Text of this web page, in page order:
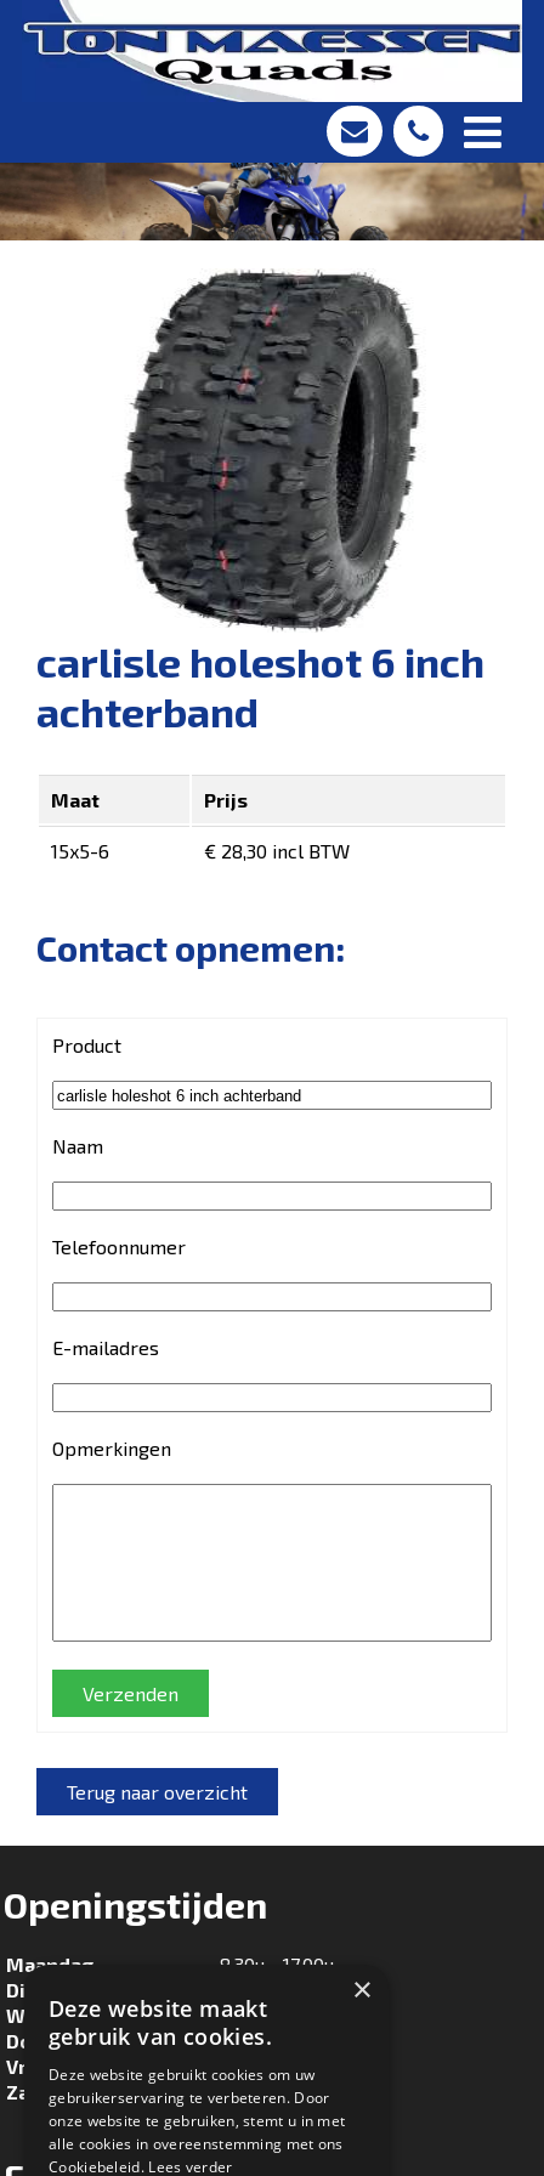
carlisle holeshot 6 inch
achterband
Maat Prijs
15x5-6 € 28,30 incl BTW
Contact opnemen:
Product
Naam
Telefoonnumer
E-mailadres
Opmerkingen
Verzenden
Terug naar overzicht
Openingstijden
Maandag
8.30u - 17.00u
Dinsdag
Woensdag
8.30u - 17.00u
Donderdag
8.30u - 17.00u
Vrijdag
8.30u - 17.00u
Zaterdag
8.30u - 16.00u
×
Deze website maakt
gebruik van cookies.
Deze website gebruikt cookies om uw
gebruikerservaring te verbeteren. Door
onze website te gebruiken, stemt u in met
alle cookies in overeenstemming met ons
Cookiebeleid. Lees verder